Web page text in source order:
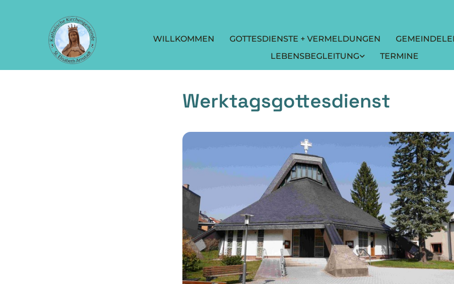
WILLKOMMEN GOTTESDIENSTE + VERMELDUNGEN
LEBENSBEGLEITUNG
TERMINE
Werktagsgottesdienst